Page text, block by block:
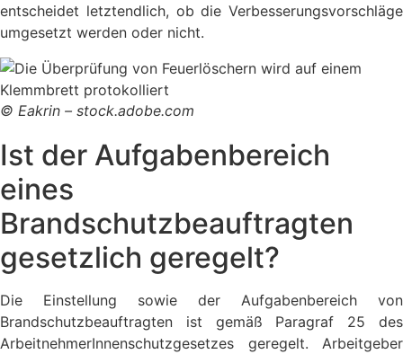
entscheidet letztendlich, ob die Verbesserungsvorschläge
umgesetzt werden oder nicht.
© Eakrin – stock.adobe.com
Ist der Aufgabenbereich
eines
Brandschutzbeauftragten
gesetzlich geregelt?
Die Einstellung sowie der Aufgabenbereich von
Brandschutzbeauftragten ist gemäß Paragraf 25 des
ArbeitnehmerInnenschutzgesetzes geregelt. Arbeitgeber